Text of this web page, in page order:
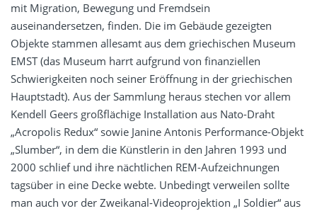
mit Migration, Bewegung und Fremdsein
auseinandersetzen, finden. Die im Gebäude gezeigten
Objekte stammen allesamt aus dem griechischen Museum
EMST (das Museum harrt aufgrund von finanziellen
Schwierigkeiten noch seiner Eröffnung in der griechischen
Hauptstadt). Aus der Sammlung heraus stechen vor allem
Kendell Geers großflächige Installation aus Nato-Draht
„Acropolis Redux“ sowie Janine Antonis Performance-Objekt
„Slumber“, in dem die Künstlerin in den Jahren 1993 und
2000 schlief und ihre nächtlichen REM-Aufzeichnungen
tagsüber in eine Decke webte. Unbedingt verweilen sollte
man auch vor der Zweikanal-Videoprojektion „I Soldier“ aus